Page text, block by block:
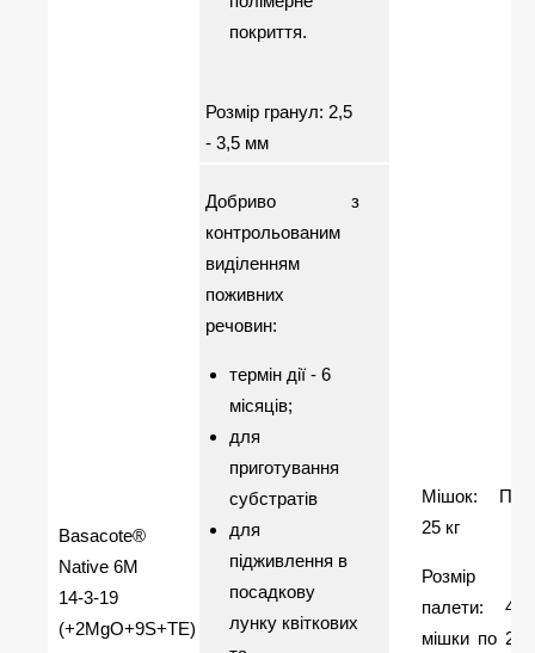
покриття.
Розмір гранул: 2,5
- 3,5 мм
Basacote®
Native 6M
14-3-19
(+2MgO+9S+TE)
Добриво з
контрольованим
виділенням
поживних
речовин:
термін дії - 6
місяців;
для
приготування
субстратів
для
підживлення в
посадкову
лунку квіткових
Мішок: ПЕ
25 кг
Розмір
палети: 42
мішки по 25